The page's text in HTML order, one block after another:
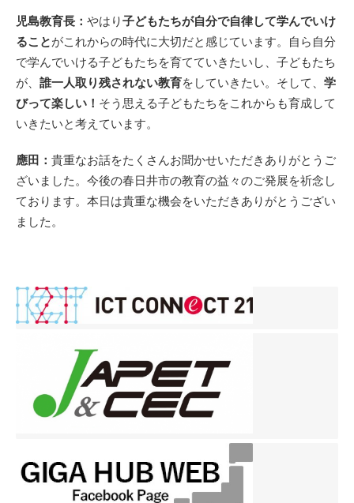
児島教育長： やはり子どもたちが自分で自律して学んでいけ
ることがこれからの時代に大切だと感じています。自ら自分
で学んでいける子どもたちを育てていきたいし、子どもたち
が、 誰一人取り残されない教育をしていきたい。そして、 学
びって楽しい！ そう思える子どもたちをこれからも育成して
いきたいと考えています。
應田： 貴重なお話をたくさんお聞かせいただきありがとうご
ざいました。今後の春日井市の教育の益々のご発展を祈念し
ております。本日は貴重な機会をいただきありがとうござい
ました。